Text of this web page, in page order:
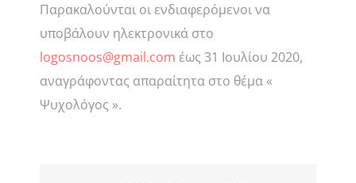
Παρακαλούνται οι ενδιαφερόμενοι να
υποβάλουν ηλεκτρονικά στο
logosnoos@gmail.com έως 31 Ιουλίου 2020,
αναγράφοντας απαραίτητα στο θέμα «
Ψυχολόγος ».